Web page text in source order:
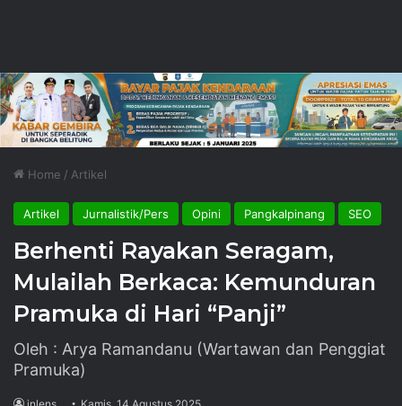
Home / Artikel
Artikel Jurnalistik/Pers Opini Pangkalpinang SEO
‎Berhenti Rayakan Seragam,
Mulailah Berkaca: Kemunduran
Pramuka di Hari “Panji”
Oleh : Arya Ramandanu (Wartawan dan Penggiat
Pramuka)